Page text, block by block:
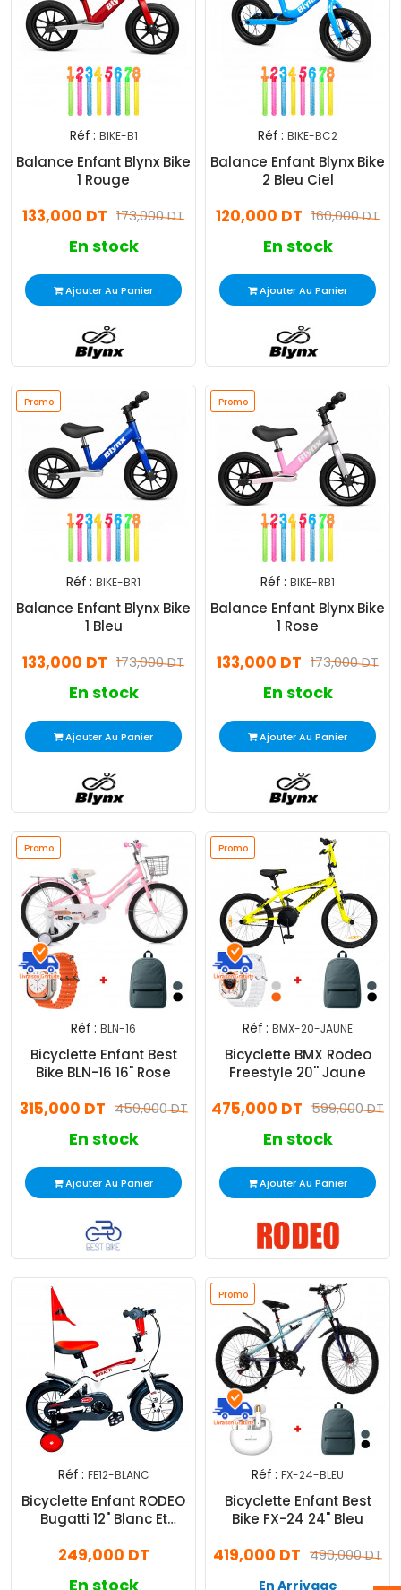
Réf : BIKE-B1
Balance Enfant Blynx Bike
1 Rouge
173,000 DT
133,000 DT
En stock
Ajouter Au Panier
Réf : BIKE-BC2
Balance Enfant Blynx Bike
2 Bleu Ciel
160,000 DT
120,000 DT
En stock
Ajouter Au Panier
Promo
Réf : BIKE-BR1
Balance Enfant Blynx Bike
1 Bleu
173,000 DT
133,000 DT
En stock
Ajouter Au Panier
Promo
Réf : BIKE-RB1
Balance Enfant Blynx Bike
1 Rose
173,000 DT
133,000 DT
En stock
Ajouter Au Panier
Promo
Réf : BLN-16
Bicyclette Enfant Best
Bike BLN-16 16" Rose
450,000 DT
315,000 DT
En stock
Ajouter Au Panier
Promo
Réf : BMX-20-JAUNE
Bicyclette BMX Rodeo
Freestyle 20'' Jaune
599,000 DT
475,000 DT
En stock
Ajouter Au Panier
Réf : FE12-BLANC
Bicyclette Enfant RODEO
Bugatti 12" Blanc Et
249,000 DT
En stock
Promo
Réf : FX-24-BLEU
Bicyclette Enfant Best
Bike FX-24 24" Bleu
490,000 DT
419,000 DT
En Arrivage